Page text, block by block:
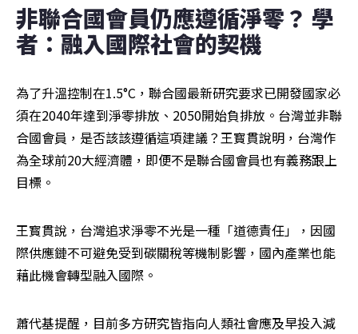
非聯合國會員仍應遵循淨零？ 學
者：融入國際社會的契機
為了升溫控制在1.5°C，聯合國最新研究要求已開發國家必
須在2040年達到淨零排放、2050開始負排放。台灣並非聯
合國會員，是否該該遵循這項建議？王寳貫說明，台灣作
為全球前20大經濟體，即便不是聯合國會員也有義務跟上
目標。
王寳貫說，台灣追求淨零不光是一種「道德責任」，因國
際供應鏈不可避免受到碳關稅等機制影響，國內產業也能
藉此機會轉型融入國際。
蕭代基提醒，目前多方研究皆指向人類社會應及早投入減